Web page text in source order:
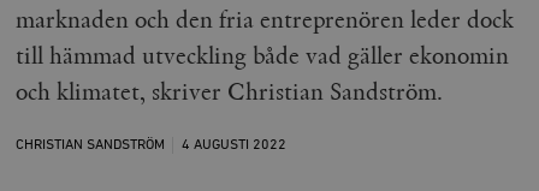
marknaden och den fria entreprenören leder dock
till hämmad utveckling både vad gäller ekonomin
och klimatet, skriver Christian Sandström.
CHRISTIAN SANDSTRÖM 4 AUGUSTI 2022